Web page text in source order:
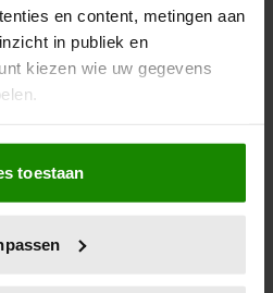
en content, metingen aan
in publiek en
kiezen wie uw gegevens
ook graag:
over uw geografische
meter nauwkeurig kan zijn
eigenschappen (fingerprinting)
toestaan